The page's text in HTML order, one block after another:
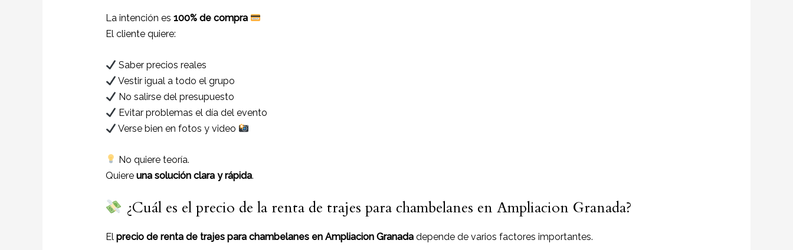
La intención es 100% de compra
El cliente quiere:
Saber precios reales
Vestir igual a todo el grupo
No salirse del presupuesto
Evitar problemas el día del evento
Verse bien en fotos y video
No quiere teoría.
Quiere una solución clara y rápida.
¿Cuál es el precio de la renta de trajes para chambelanes en Ampliacion Granada?
El precio de renta de trajes para chambelanes en Ampliacion Granadadepende de varios factores importantes.